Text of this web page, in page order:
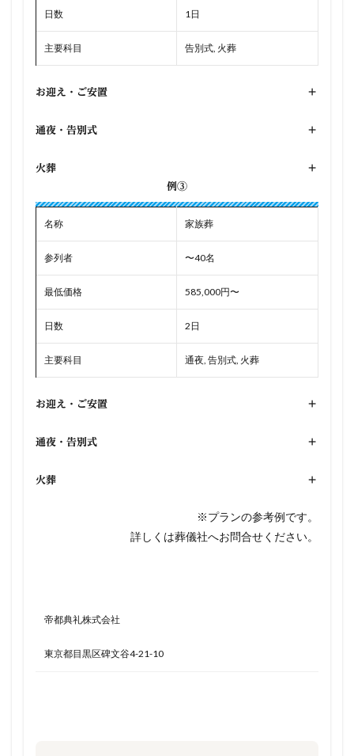
日数 1日
主要科目 告別式, 火葬
お迎え・ご安置 +
通夜・告別式 +
火葬
+
例③
名称 家族葬
参列者 〜40名
最低価格 585,000円〜
日数 2日
主要科目 通夜, 告別式, 火葬
お迎え・ご安置 +
通夜・告別式 +
火葬 +
※プランの参考例です。
詳しくは葬儀社へお問合せください。
帝都典礼株式会社
東京都目黒区碑文谷4-21-10